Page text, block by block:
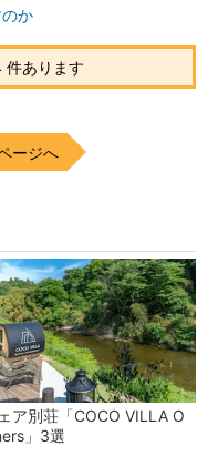
か
件あります
ージへ
ア別荘「COCO VILLA O
」3選